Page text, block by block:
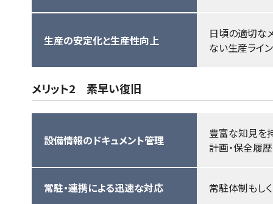
生産の安定化と生産性向上
日頃の適切な
ない生産ライン
メリット2 素早い復旧
設備情報のドキュメント管理
豊富な知見を
計画・保全履
常駐・連携による迅速な対応 常駐体制もし